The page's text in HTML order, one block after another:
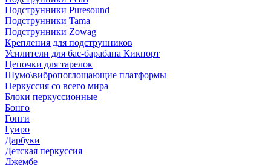
Подструнники Puresound
Подструнники Tama
Подструнники Zowag
Крепления для подструнников
Усилители для бас-барабана Кикпорт
Цепочки для тарелок
Шумо\вибропоглощающие платформы
Перкуссия со всего мира
Блоки перкуссионные
Бонго
Гонги
Гуиро
Дарбуки
Детская перкуссия
Джембе